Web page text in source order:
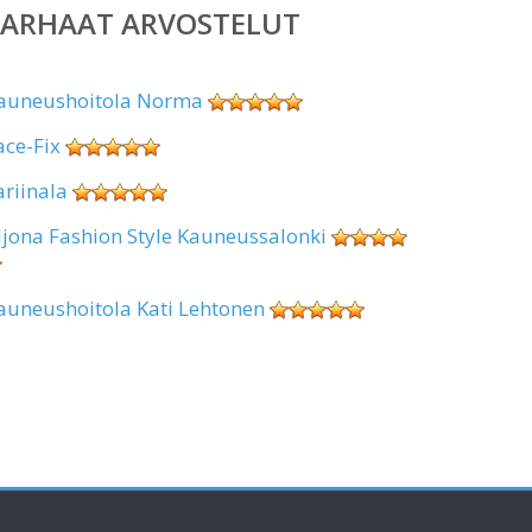
ARVOSTELUT
Norma
Fix
Fashion Style Kauneussalonki
Kati Lehtonen